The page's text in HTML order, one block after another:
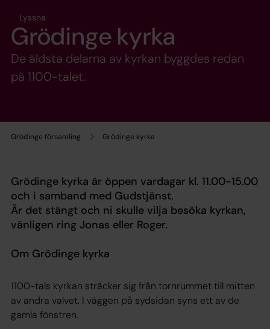
Grödinge församling Grödinge kyrka
Lyssna
Grödinge kyrka
De äldsta delarna av kyrkan byggdes redan
på 1100-talet.
Grödinge kyrka är öppen vardagar kl. 11.00-15.00
och i samband med Gudstjänst.
Är det stängt och ni skulle vilja besöka kyrkan,
vänligen ring Jonas eller Roger.
Om Grödinge kyrka
1100-tals kyrkan sträcker sig från tornrummet till mitten
av andra valvet. I väggen på sydsidan syns ett av de
gamla fönstren.